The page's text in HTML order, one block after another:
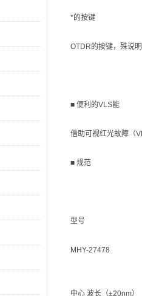
*的按键
OTDR的按键，殊说
■ 便利的VLS能
借助可视红光故障（
■ 规范
型号
MHY-27478
中心 波长（±20nm）